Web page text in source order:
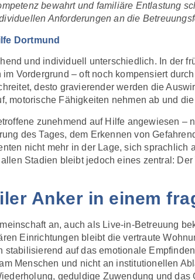
bewahrt und familiäre Entlastung
Anforderungen an die
Dortmund
und individuell unterschiedlich. In der
Vordergrund – oft noch kompensiert
desto gravierender werden die
motorische Fähigkeiten nehmen ab und
zunehmend auf Hilfe angewiesen
des Tages, dem Erkennen von
nicht mehr in der Lage, sich sprachlich
Stadien bleibt jedoch eines zentral:
Anker in einem
an, auch als Live-in-Betreuung
Einrichtungen bleibt die vertraute
auf das emotionale
Menschen und nicht an institutionellen
geduldige Zuwendung und